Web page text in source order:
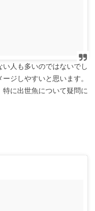
人も多いのではないでし
ジしやすいと思います。
に出世魚について疑問に